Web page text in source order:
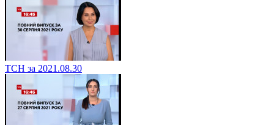
ТСН за 2021.08.30